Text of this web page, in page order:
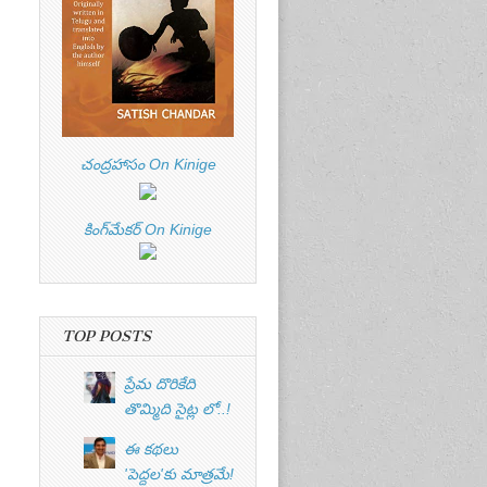
చంద్రహాసం On Kinige
కింగ్‌మేకర్ On Kinige
TOP POSTS
ప్రేమ దొరికేది
తొమ్మిది సైట్ల లో..!
ఈ కథలు
'పెద్దల'కు మాత్రమే!